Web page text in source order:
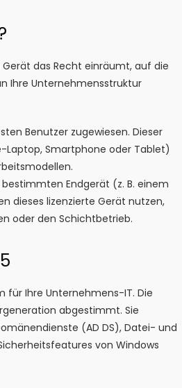
Gerät das Recht einräumt, auf die
Ihre Unternehmensstruktur
Benutzer zugewiesen. Dieser
Laptop, Smartphone oder Tablet)
bestimmten Endgerät (z. B. einem
dieses lizenzierte Gerät nutzen,
oder den Schichtbetrieb.
für Ihre Unternehmens-IT. Die
abgestimmt. Sie
(AD DS), Datei- und
von Windows